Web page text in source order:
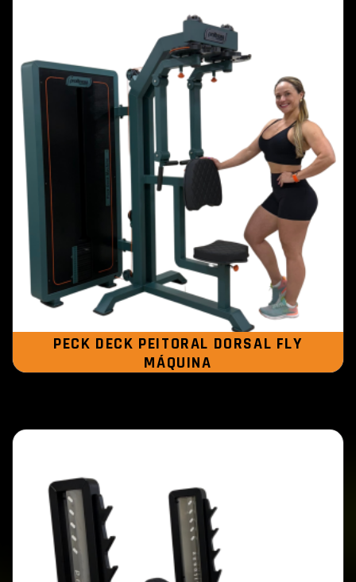
PECK DECK PEITORAL DORSAL FLY
MÁQUINA